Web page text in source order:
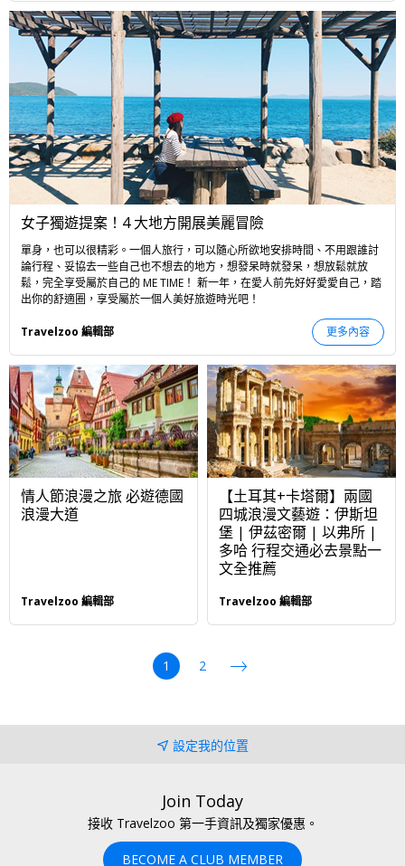
女子獨遊提案！4 大地方開展美麗冒險
單身，也可以很精彩。一個人旅行，可以隨心所欲地安排時間、不用跟誰討
論行程、妥協去一些自己也不想去的地方，想發呆時就發呆，想放鬆就放
鬆，完全享受屬於自己的 ME TIME！ 新一年，在愛人前先好好愛愛自己，踏
出你的舒適圈，享受屬於一個人美好旅遊時光吧！
更多內容
Travelzoo 編輯部
情人節浪漫之旅 必遊德國
浪漫大道
Travelzoo 編輯部
【土耳其+卡塔爾】兩國
四城浪漫文藝遊：伊斯坦
堡 | 伊茲密爾 | 以弗所 |
多哈 行程交通必去景點一
文全推薦
Travelzoo 編輯部
1 2
設定我的位置
Join Today
接收 Travelzoo 第一手資訊及獨家優惠。
BECOME A CLUB MEMBER